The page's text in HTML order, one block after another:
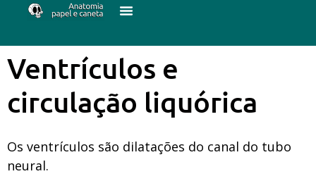
Ventrículos e
circulação liquórica
Os ventrículos são dilatações do canal do tubo
neural.